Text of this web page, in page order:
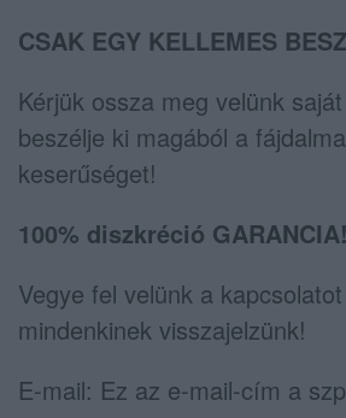
CSAK EGY KELLEMES
Kérjük ossza meg velünk
beszélje ki magából a
keserűséget!
100% diszkréció GARANCIA!
Vegye fel velünk a
mindenkinek visszajelzünk!
E-mail: Ez az e-mail-cím a